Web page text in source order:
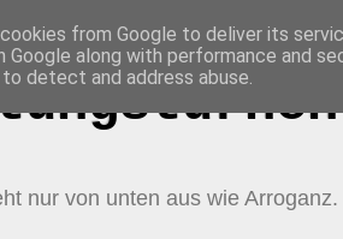
nur von unten aus wie Arroganz.
from Google to deliver its
Google along with performance and
detect and address abuse.